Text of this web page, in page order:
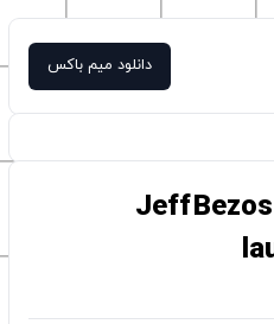
دانلود میم باکس
دانلود قالب میم خام Jeff Bezos